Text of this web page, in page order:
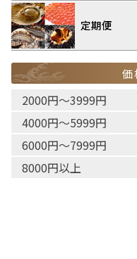
定期便
価
2000円〜3999円
4000円〜5999円
6000円〜7999円
8000円以上